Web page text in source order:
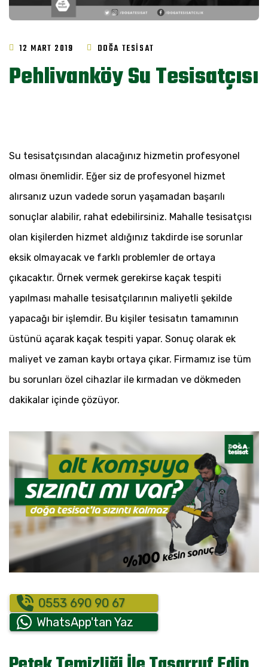
12 MART 2019 DOĞA TESISAT
Pehlivanköy Su Tesisatçısı
Su tesisatçısından alacağınız hizmetin profesyonel
olması önemlidir. Eğer siz de profesyonel hizmet
alırsanız uzun vadede sorun yaşamadan başarılı
sonuçlar alabilir, rahat edebilirsiniz. Mahalle tesisatçısı
olan kişilerden hizmet aldığınız takdirde ise sorunlar
eksik olmayacak ve farklı problemler de ortaya
çıkacaktır. Örnek vermek gerekirse kaçak tespiti
yapılması mahalle tesisatçılarının maliyetli şekilde
yapacağı bir işlemdir. Bu kişiler tesisatın tamamının
üstünü açarak kaçak tespiti yapar. Sonuç olarak ek
maliyet ve zaman kaybı ortaya çıkar. Firmamız ise tüm
bu sorunları özel cihazlar ile kırmadan ve dökmeden
dakikalar içinde çözüyor.
0553 690 90 67
WhatsApp'tan Yaz